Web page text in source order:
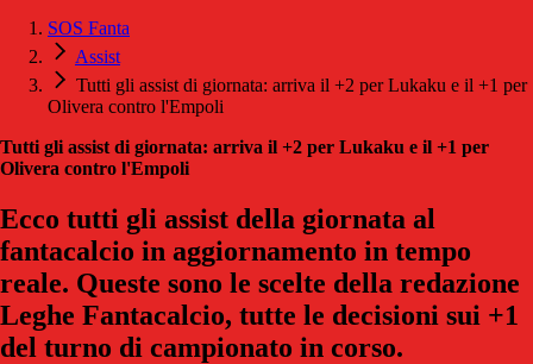
SOS Fanta
Assist
Tutti gli assist di giornata: arriva il +2 per Lukaku e il +1 per
Olivera contro l'Empoli
Tutti gli assist di giornata: arriva il +2 per Lukaku e il +1 per
Olivera contro l'Empoli
Ecco tutti gli assist della giornata al
fantacalcio in aggiornamento in tempo
reale. Queste sono le scelte della redazione
Leghe Fantacalcio, tutte le decisioni sui +1
del turno di campionato in corso.